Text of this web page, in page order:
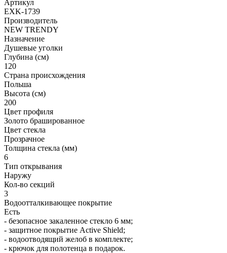
Артикул
EXK-1739
Производитель
NEW TRENDY
Назначение
Душевые уголки
Глубина (см)
120
Страна происхождения
Польша
Высота (см)
200
Цвет профиля
Золото брашированное
Цвет стекла
Прозрачное
Толщина стекла (мм)
6
Тип открывания
Наружу
Кол-во секций
3
Водоотталкивающее покрытие
Есть
- безопасное закаленное стекло 6 мм;
- защитное покрытие Active Shield;
- водоотводящий желоб в комплекте;
- крючок для полотенца в подарок.